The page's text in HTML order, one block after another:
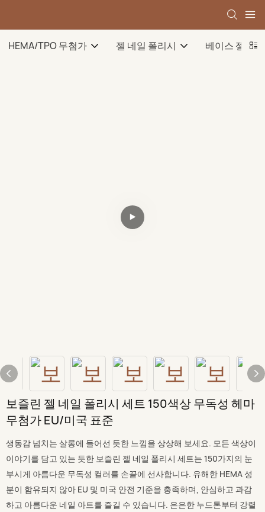
HEMA/TPO 무첨가 젤 네일 폴리시 베이스 젤
보즐린 젤 네일 폴리시 세트 150색상 무독성 헤마
무첨가 EU/미국 표준
생동감 넘치는 살롱에 들어선 듯한 느낌을 상상해 보세요. 모든 색상이
이야기를 담고 있는 듯한 보즐린 젤 네일 폴리시 세트는 150가지의 눈
부시게 아름다운 무독성 컬러를 손끝에 선사합니다. 유해한 HEMA 성
분이 함유되지 않아 EU 및 미국 안전 기준을 충족하며, 안심하고 과감
하고 아름다운 네일 아트를 즐길 수 있습니다. 은은한 누드톤부터 강렬